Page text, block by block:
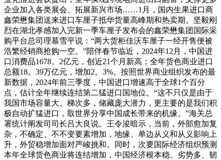
企业加入各类展会、拓展新兴市场……1月，国内生果进口商
鑫荣懋集团送来进口车厘子抵华货量高峰期和热卖期。坚毅刚
烈在湖北孝感加入完新一季车厘子发布会的鑫荣懋集团国际采
购平台总司理慕雪平说：“两大货柜佳沃车厘子一经开售便被
浩繁经销商抢购一空。”陪伴春节临近，2024年12月，中国进
口消费品1678。2亿元，创近21个月新高；全年货色商业进口
总额18。39万亿元，增加2。3%。按照世界商业组织发布的最
新数据，2024年前三季度，中国进口增速高于全球1个百分
点，估计全年继续连结第二猛进口国地位。“这不只仅是由于
我国市场容量大、梯次多，储藏庞大潜力，更主要的是我们积
极自动扩猛进口，取世界分享中国成长带来的机缘。”海关总
署统计阐发司司长吕大良说。王令浚暗示，当前，外部愈加复
杂，不确定、不不变要素增加，地缘、单边从义和从义影响上
升，外贸稳增加面对严峻挑和。同时，次要国际经济组织预测
本年全球货色商业将连结增加，中国经济根本稳、劣势多、韧